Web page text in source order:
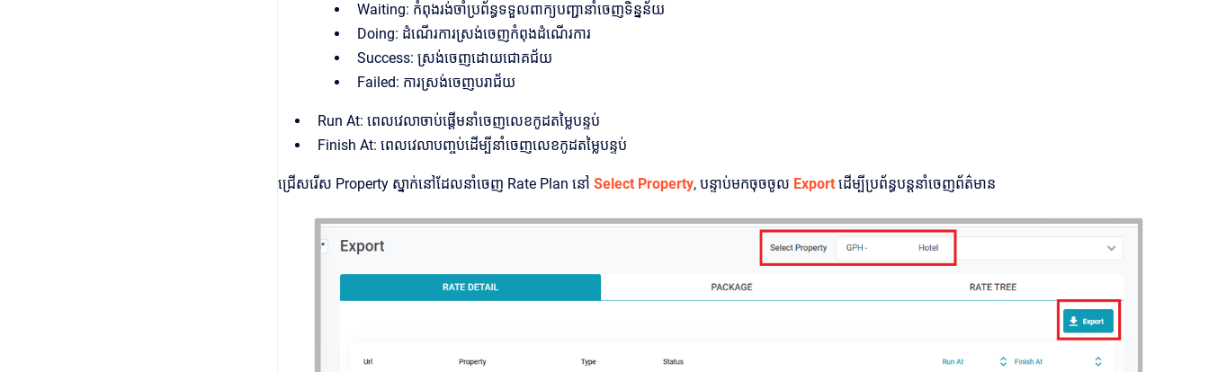
Waiting: កំពុងរង់ចាំប្រព័ន្ធទទួលពាក្យបញ្ជានាំចេញទិន្នន័យ
Doing: ដំណើរការស្រង់ចេញកំពុងដំណើរការ
Success: ស្រង់ចេញដោយជោគជ័យ
Failed: ការស្រង់ចេញបរាជ័យ
Run At: ពេលវេលាចាប់ផ្តើមនាំចេញលេខកូដតម្លៃបន្ទប់
Finish At: ពេលវេលាបញ្ចប់ដើម្បីនាំចេញលេខកូដតម្លៃបន្ទប់
ជ្រើសរើស Property ស្នាក់នៅដែលនាំចេញ Rate Plan នៅ Select Property, បន្ទាប់មកចុចចូល Export ដើម្បីប្រព័ន្ធបន្តនាំចេញព័ត៌មាន